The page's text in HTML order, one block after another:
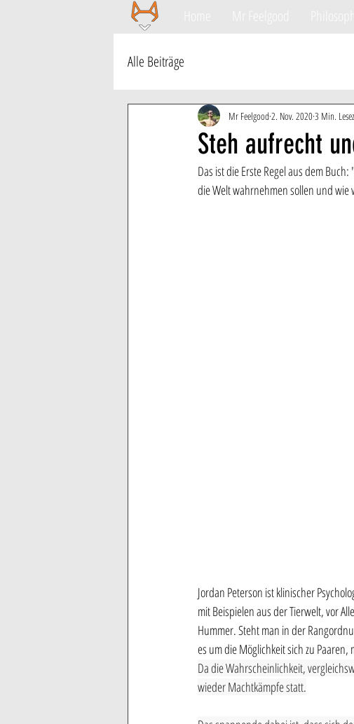
Alle Beiträge
Steh aufrecht
Mr Feelgood2. Nov. 2020 3 Min.
Das ist die Erste Regel aus dem
die Welt wahrnehmen sollen und
Jordan Peterson ist klinischer
mit Beispielen aus der Tierwelt, vor
Hummer. Steht man in der
es um die Möglichkeit sich zu
Da die Wahrscheinlichkeit,
wieder Machtkämpfe statt.